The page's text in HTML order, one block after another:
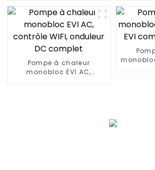
domestique
Pompe à chaleur
monobloc EVI AC,